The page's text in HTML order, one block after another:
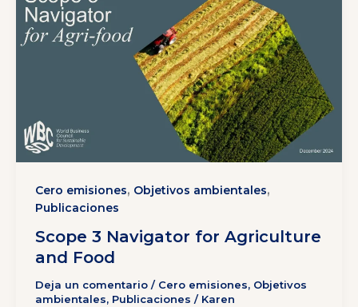
Cero emisiones, Objetivos ambientales,
Publicaciones
Scope 3 Navigator for Agriculture
and Food
Deja un comentario / Cero emisiones, Objetivos
ambientales, Publicaciones / Karen